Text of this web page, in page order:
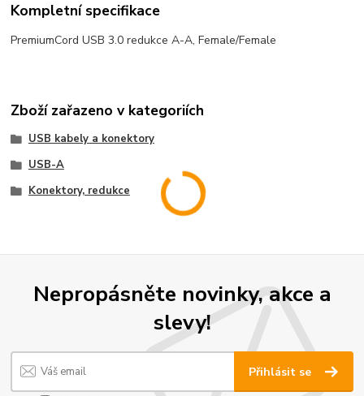
Kompletní specifikace
PremiumCord USB 3.0 redukce A-A, Female/Female
Zboží zařazeno v kategoriích
USB kabely a konektory
USB-A
Konektory, redukce
Nepropásněte novinky, akce a
slevy!
Přihlásit se